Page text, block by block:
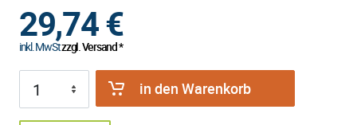
29,74€
inkl. MwStzzgl. Versand *
in den Warenkorb